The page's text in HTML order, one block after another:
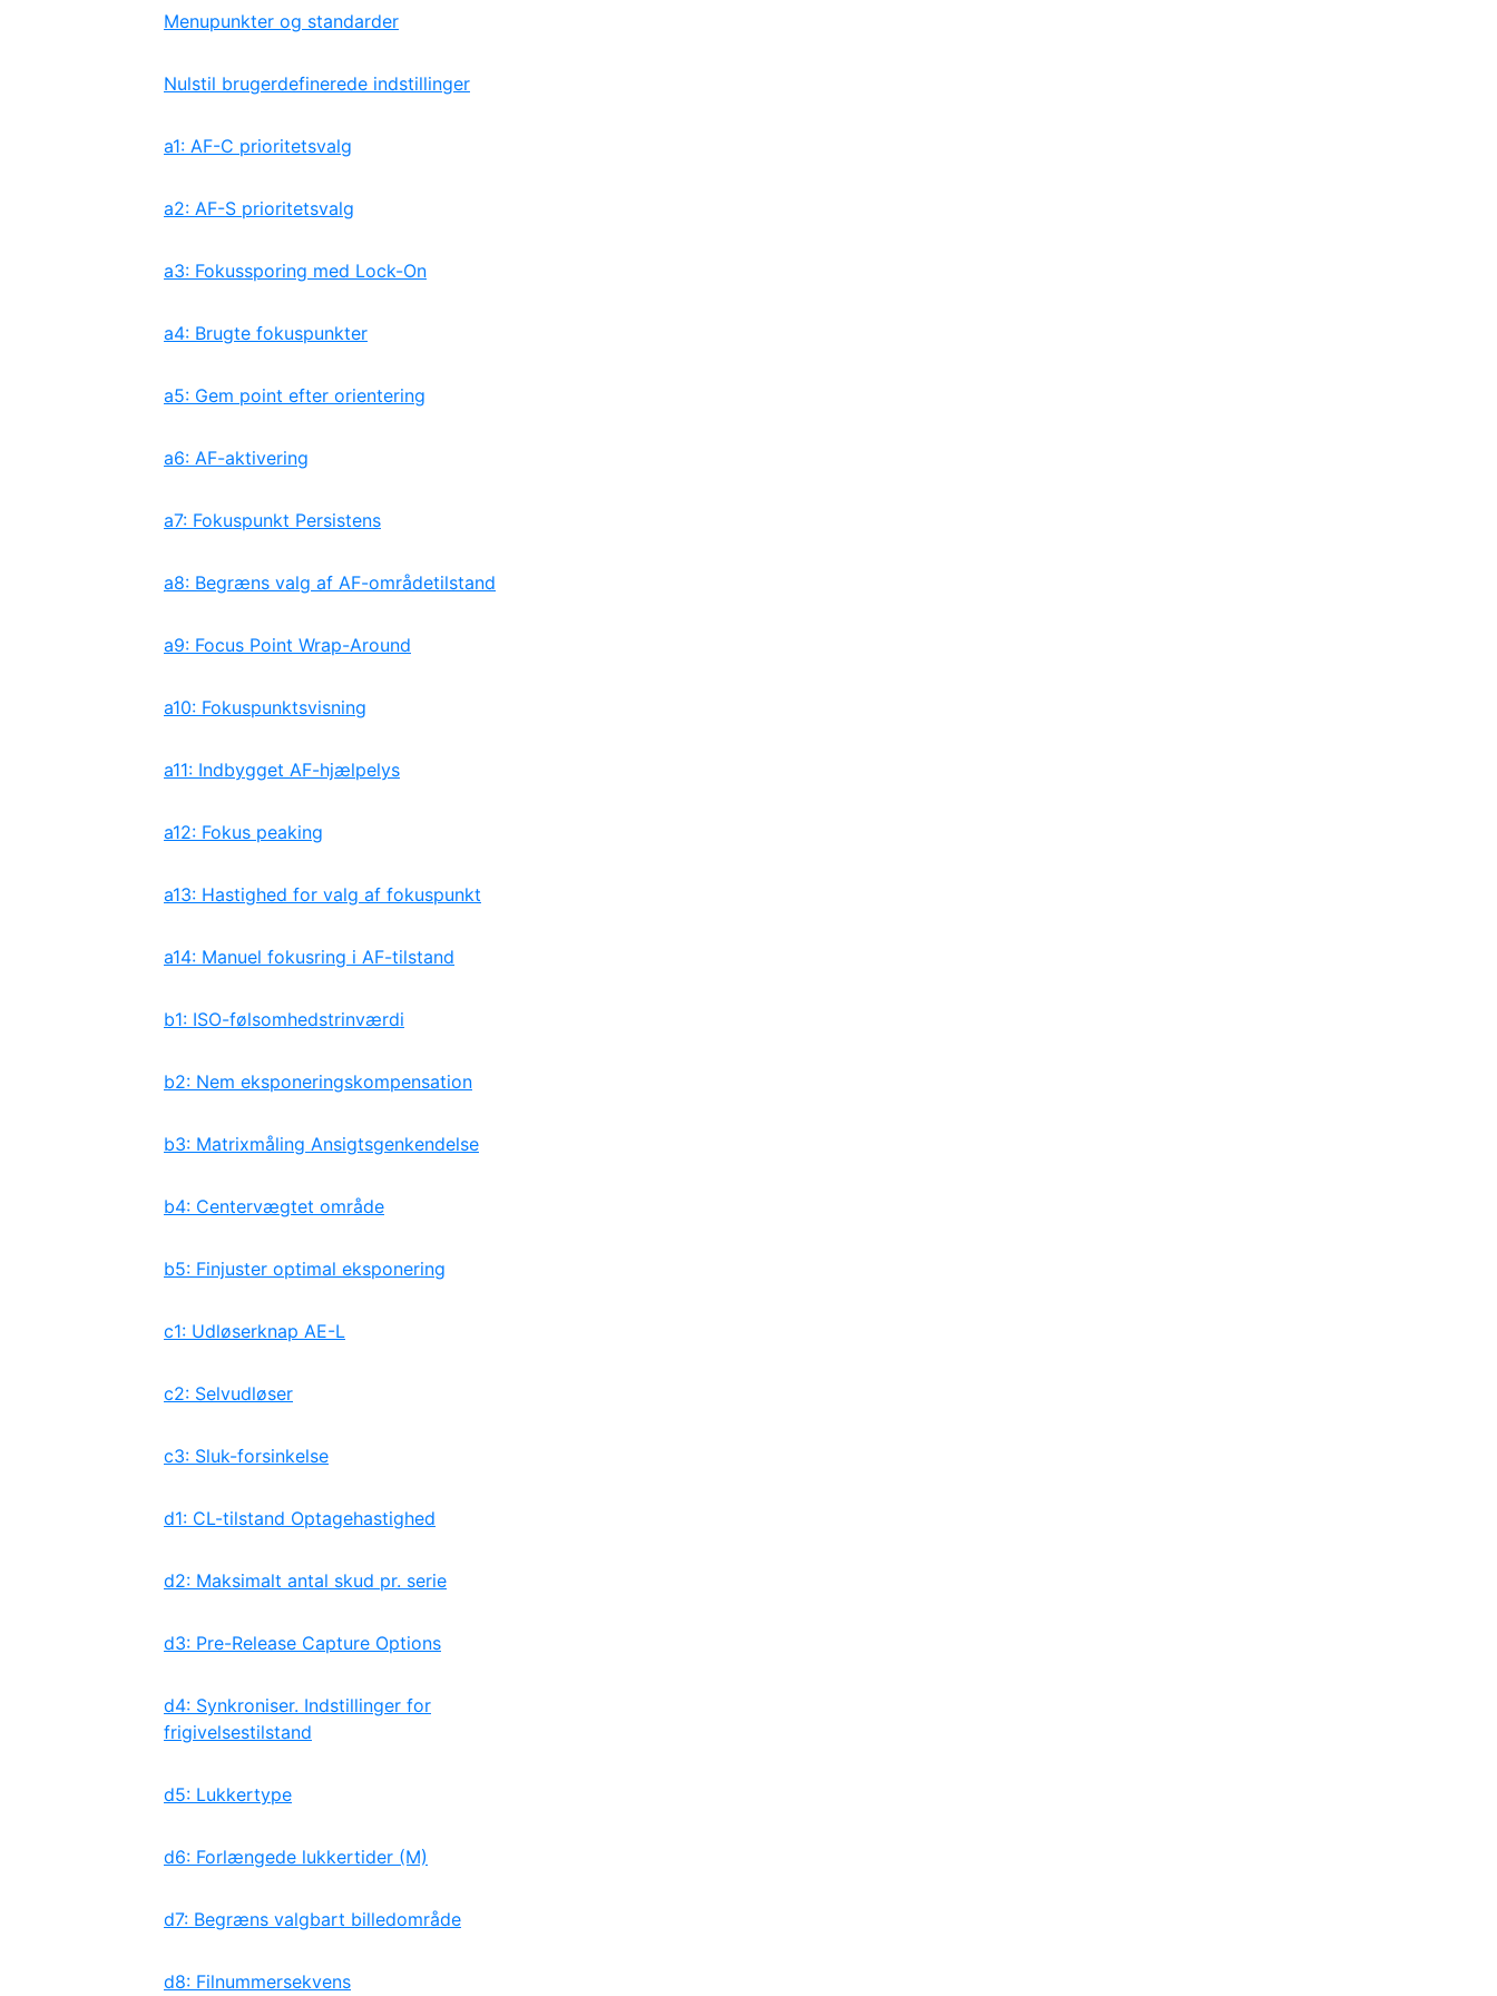
Menupunkter og standarder
Nulstil brugerdefinerede indstillinger
a1: AF-C prioritetsvalg
a2: AF-S prioritetsvalg
a3: Fokussporing med Lock-On
a4: Brugte fokuspunkter
a5: Gem point efter orientering
a6: AF-aktivering
a7: Fokuspunkt Persistens
a8: Begræns valg af AF-områdetilstand
a9: Focus Point Wrap-Around
a10: Fokuspunktsvisning
a11: Indbygget AF-hjælpelys
a12: Fokus peaking
a13: Hastighed for valg af fokuspunkt
a14: Manuel fokusring i AF-tilstand
b1: ISO-følsomhedstrinværdi
b2: Nem eksponeringskompensation
b3: Matrixmåling Ansigtsgenkendelse
b4: Centervægtet område
b5: Finjuster optimal eksponering
c1: Udløserknap AE-L
c2: Selvudløser
c3: Sluk-forsinkelse
d1: CL-tilstand Optagehastighed
d2: Maksimalt antal skud pr. serie
d3: Pre-Release Capture Options
d4: Synkroniser. Indstillinger for
frigivelsestilstand
d5: Lukkertype
d6: Forlængede lukkertider (M)
d7: Begræns valgbart billedområde
d8: Filnummersekvens